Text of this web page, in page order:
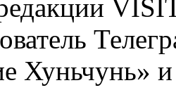
Хуньчунь»